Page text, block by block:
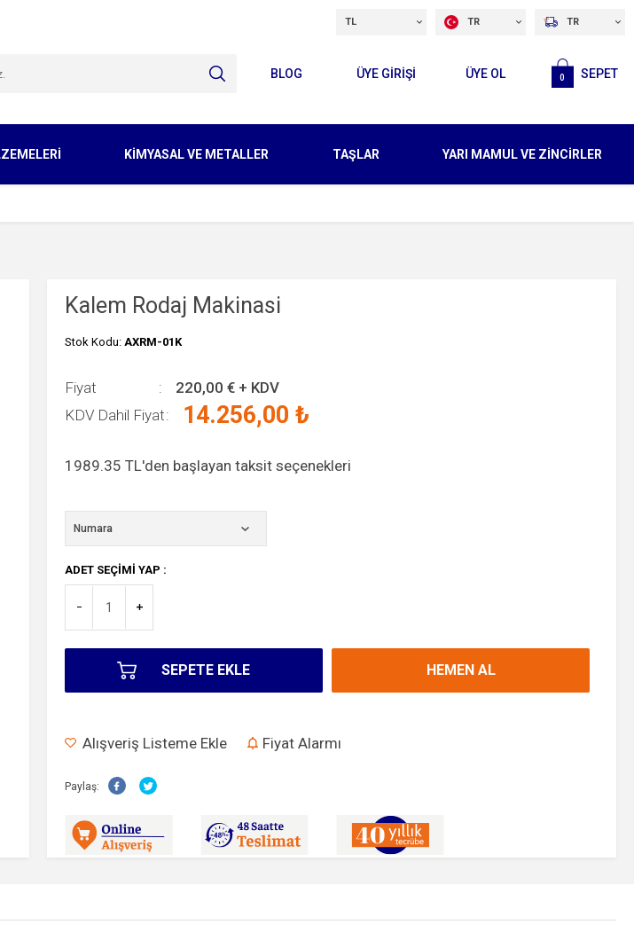
TR
TR
TL
0 SEPET
ÜYE OL
ÜYE GİRİŞİ
BLOG
KİMYASAL VE METALLER TAŞLAR YARI MAMUL VE ZİNCİRLER
Kalem Rodaj Makinasi
Stok Kodu: AXRM-01K
Fiyat 220,00 € + KDV
KDV Dahil Fiyat
14.256,00 ₺
1989.35 TL'den başlayan taksit seçenekleri
ADET SEÇIMI YAP :
SEPETE EKLE HEMEN AL
Alışveriş Listeme Ekle Fiyat Alarmı
Paylaş: